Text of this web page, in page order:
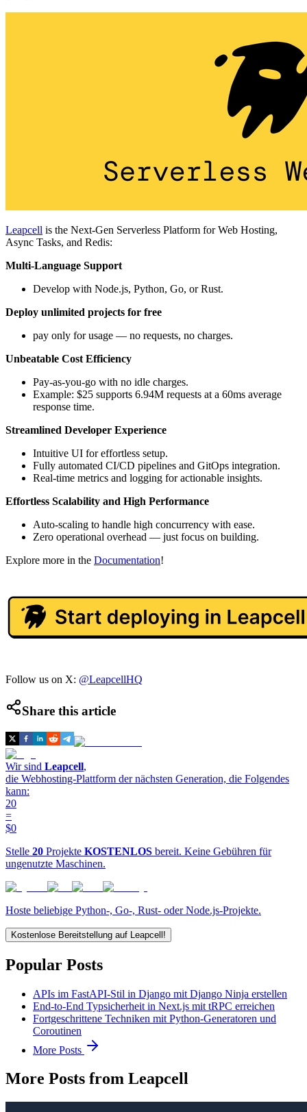
Leapcell is the Next-Gen Serverless Platform for Web Hosting,
Async Tasks, and Redis:
Multi-Language Support
Develop with Node.js, Python, Go, or Rust.
Deploy unlimited projects for free
pay only for usage — no requests, no charges.
Unbeatable Cost Efficiency
Pay-as-you-go with no idle charges.
Example: $25 supports 6.94M requests at a 60ms average
response time.
Streamlined Developer Experience
Intuitive UI for effortless setup.
Fully automated CI/CD pipelines and GitOps integration.
Real-time metrics and logging for actionable insights.
Effortless Scalability and High Performance
Auto-scaling to handle high concurrency with ease.
Zero operational overhead — just focus on building.
Explore more in the Documentation!
Follow us on X: @LeapcellHQ
Share this article
Wir sind Leapcell,
die Webhosting-Plattform der nächsten Generation, die Folgendes
kann:
20
=
$0
Stelle 20 Projekte KOSTENLOS bereit. Keine Gebühren für
ungenutzte Maschinen.
Hoste beliebige Python-, Go-, Rust- oder Node.js-Projekte.
Kostenlose Bereitstellung auf Leapcell!
Popular Posts
APIs im FastAPI-Stil in Django mit Django Ninja erstellen
End-to-End Typsicherheit in Next.js mit tRPC erreichen
Fortgeschrittene Techniken mit Python-Generatoren und
Coroutinen
More Posts
More Posts from Leapcell